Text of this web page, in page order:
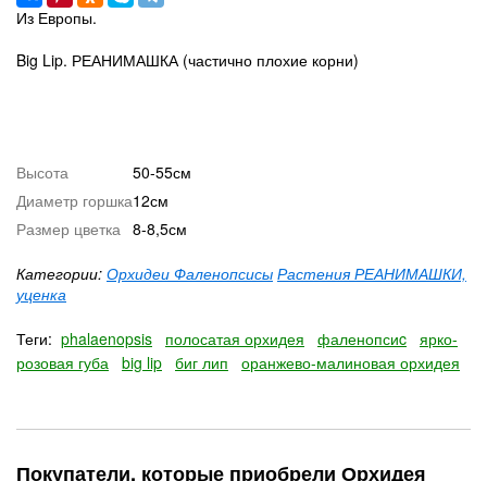
Из Европы.
Big Lip. РЕАНИМАШКА (частично плохие корни)
Высота
50-55см
Диаметр горшка12см
Размер цветка 8-8,5см
Категории: Орхидеи Фаленопсисы Растения РЕАНИМАШКИ,
уценка
Теги: phalaenopsis полосатая орхидея фаленопсиc ярко-
розовая губа
big lip биг лип оранжево-малиновая орхидея
Покупатели, которые приобрели Орхидея